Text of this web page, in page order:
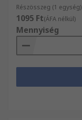
Részösszeg (1 egység)
1095 Ft(ÁFA nélkül)
Mennyiség